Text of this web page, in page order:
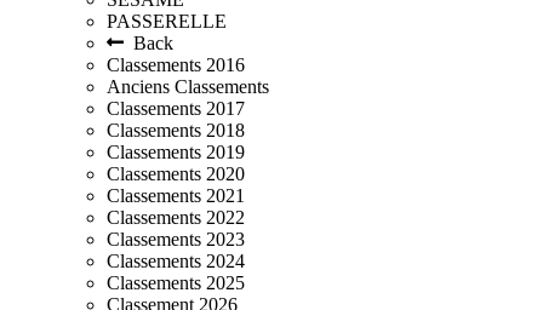
PASSERELLE
Back
Classements 2016
Anciens Classements
Classements 2017
Classements 2018
Classements 2019
Classements 2020
Classements 2021
Classements 2022
Classements 2023
Classements 2024
Classements 2025
Classement 2026